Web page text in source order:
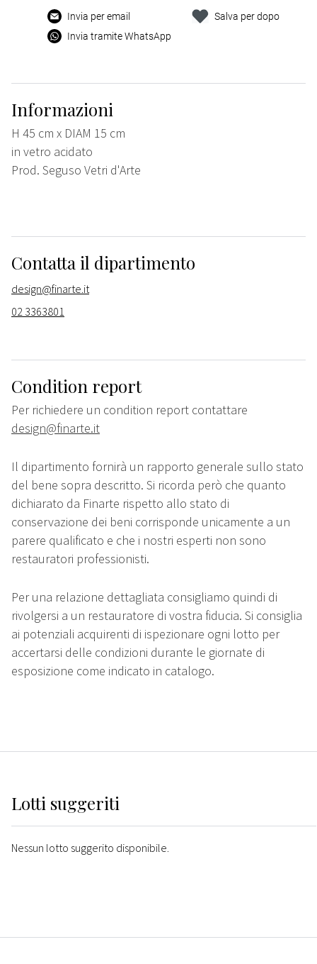
Invia per email
Invia tramite WhatsApp
Salva per dopo
Informazioni
H 45 cm x DIAM 15 cm
in vetro acidato
Prod. Seguso Vetri d'Arte
Contatta il dipartimento
design@finarte.it
02 3363801
Condition report
Per richiedere un condition report contattare
design@finarte.it
Il dipartimento fornirà un rapporto generale sullo stato
del bene sopra descritto. Si ricorda però che quanto
dichiarato da Finarte rispetto allo stato di
conservazione dei beni corrisponde unicamente a un
parere qualificato e che i nostri esperti non sono
restauratori professionisti.
Per una relazione dettagliata consigliamo quindi di
rivolgersi a un restauratore di vostra fiducia. Si consiglia
ai potenziali acquirenti di ispezionare ogni lotto per
accertarsi delle condizioni durante le giornate di
esposizione come indicato in catalogo.
Lotti suggeriti
Nessun lotto suggerito disponibile.